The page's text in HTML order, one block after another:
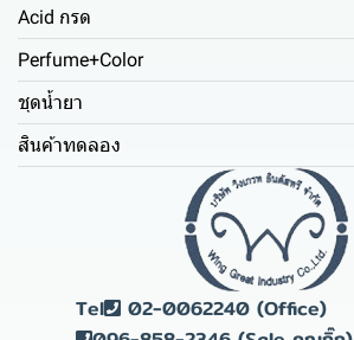
Acid กรด
Perfume+Color
ชุดน้ำยา
สินค้าทดลอง
Tel
02-0062240 (Office)